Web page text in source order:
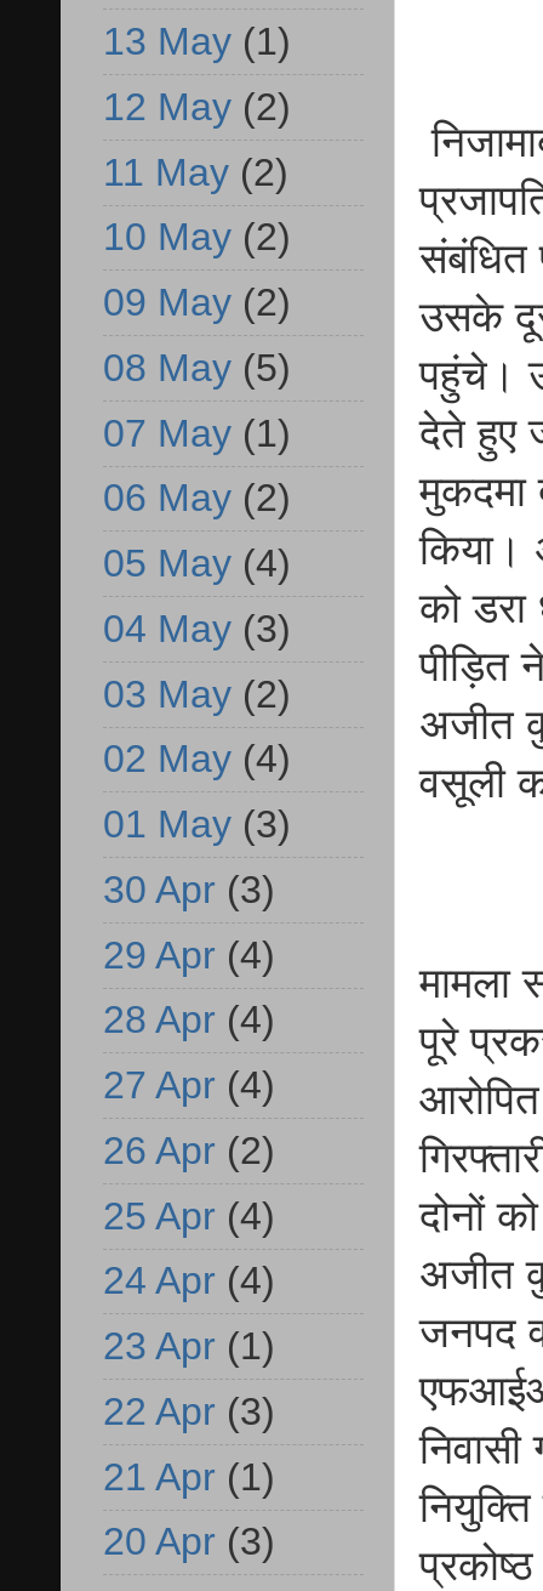
संबंधित
उसके
पहुंचे।
देते हुए
मुकदमा
किया।
को
पीड़ित
अजीत
वसूली
मामला
पूरे
दोनों
अजीत
जनपद
13 May (1)
12 May (2)
11 May (2)
10 May (2)
09 May (2)
08 May (5)
07 May (1)
06 May (2)
05 May (4)
04 May (3)
03 May (2)
02 May (4)
01 May (3)
30 Apr (3)
29 Apr (4)
28 Apr (4)
27 Apr (4)
26 Apr (2)
25 Apr (4)
24 Apr (4)
23 Apr (1)
22 Apr (3)
21 Apr (1)
20 Apr (3)